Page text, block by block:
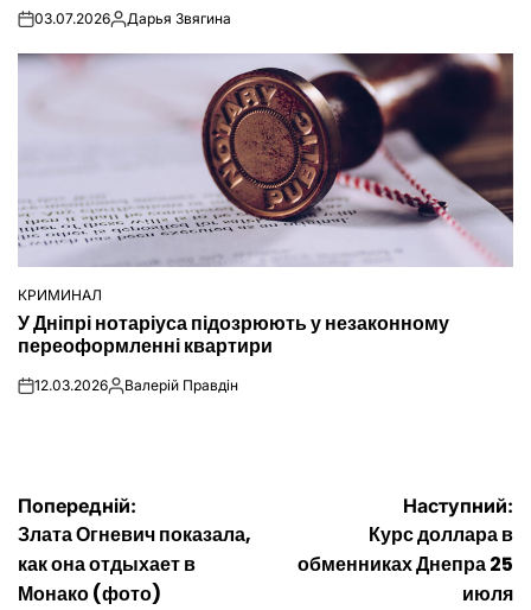
on03.07.2026Опубліковано
Дарья Звягина
ОПУБЛІКУВАТИ
У
КРИМИНАЛ
У Дніпрі нотаріуса підозрюють у незаконному
переоформленні квартири
on12.03.2026Опубліковано
Валерій Правдін
Навігація
записів
Попередній:
Злата Огневич показала,
как она отдыхает в
Монако (фото)
Наступний:
Курс доллара в
обменниках Днепра 25
июля